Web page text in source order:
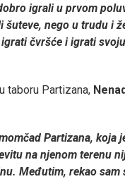
igrali u prvom
nego u trudu i
čvršće i igrati
taboru Partizana,
Partizana, koja
na njenom terenu
Međutim, rekao